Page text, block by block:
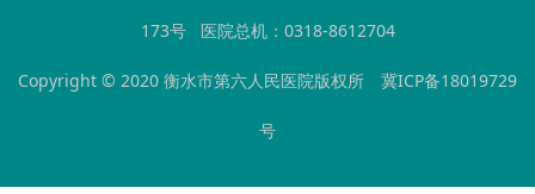
173号 医院总机：0318-8612704
Copyright © 2020 衡水市第六人民医院版权所 冀ICP备18019729
号